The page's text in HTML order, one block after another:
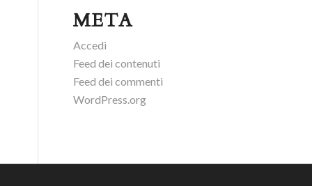
META
Accedi
Feed dei contenuti
Feed dei commenti
WordPress.org